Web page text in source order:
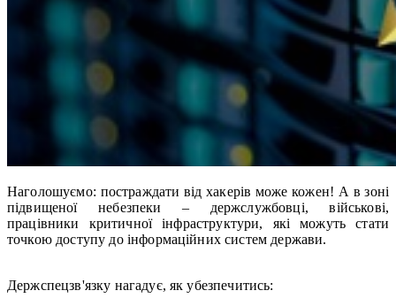
Наголошуємо: постраждати від хакерів може кожен! А в зоні
підвищеної небезпеки – держслужбовці, військові,
працівники критичної інфраструктури, які можуть стати
точкою доступу до інформаційних систем держави.
Держспецзв'язку нагадує, як убезпечитись: